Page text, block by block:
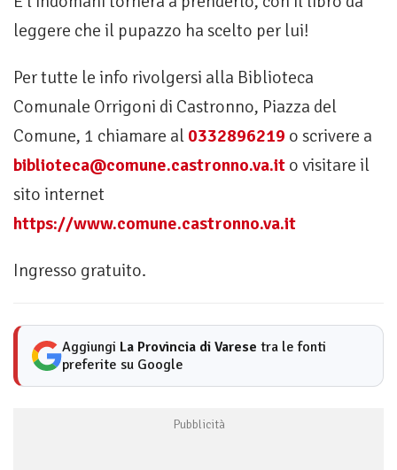
leggere che il pupazzo ha scelto per lui!
Per tutte le info rivolgersi alla Biblioteca
Comunale Orrigoni di Castronno, Piazza del
Comune, 1 chiamare al 0332896219 o scrivere a
biblioteca@comune.castronno.va.it o visitare il
sito internet
https://www.comune.castronno.va.it
Ingresso gratuito.
Aggiungi La Provincia di Varese tra le fonti
preferite su Google